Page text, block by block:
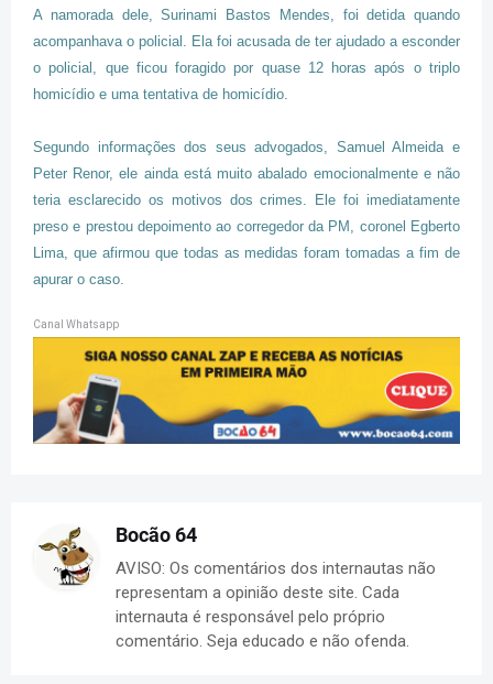
A namorada dele, Surinami Bastos Mendes, foi detida quando
acompanhava o policial. Ela foi acusada de ter ajudado a esconder
o policial, que ficou foragido por quase 12 horas após o triplo
homicídio e uma tentativa de homicídio.
Segundo informações dos seus advogados, Samuel Almeida e
Peter Renor, ele ainda está muito abalado emocionalmente e não
teria esclarecido os motivos dos crimes. Ele foi imediatamente
preso e prestou depoimento ao corregedor da PM, coronel Egberto
Lima, que afirmou que todas as medidas foram tomadas a fim de
apurar o caso.
Canal Whatsapp
Bocão 64
AVISO: Os comentários dos internautas não
representam a opinião deste site. Cada
internauta é responsável pelo próprio
comentário. Seja educado e não ofenda.